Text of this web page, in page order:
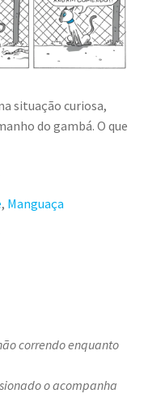
situação curiosa,
do gambá. O que
, Manguaça
correndo enquanto
o acompanha